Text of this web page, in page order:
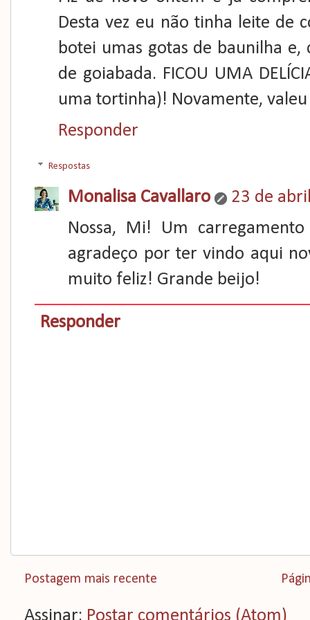
Desta vez eu não tinha leite de
botei umas gotas de baunilha
de goiabada. FICOU UMA
uma tortinha)! Novamente,
Responder
Respostas
Monalisa Cavallaro
23 de
Nossa, Mi! Um
agradeço por ter vindo aqui
muito feliz! Grande beijo!
Responder
Postagem mais recente
Assinar: Postar comentários (Atom)